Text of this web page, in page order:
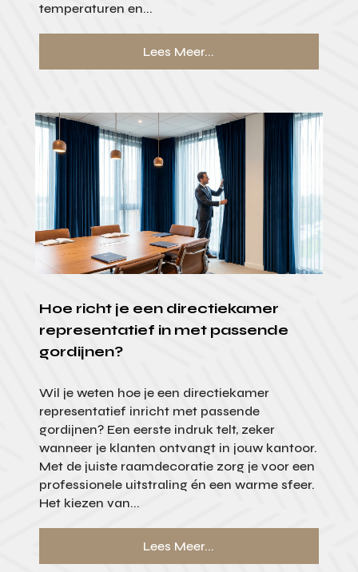
temperaturen en...
Lees Meer...
Hoe richt je een directiekamer
representatief in met passende
gordijnen?
Wil je weten hoe je een directiekamer
representatief inricht met passende
gordijnen? Een eerste indruk telt, zeker
wanneer je klanten ontvangt in jouw kantoor.
Met de juiste raamdecoratie zorg je voor een
professionele uitstraling én een warme sfeer.
Het kiezen van...
Lees Meer...